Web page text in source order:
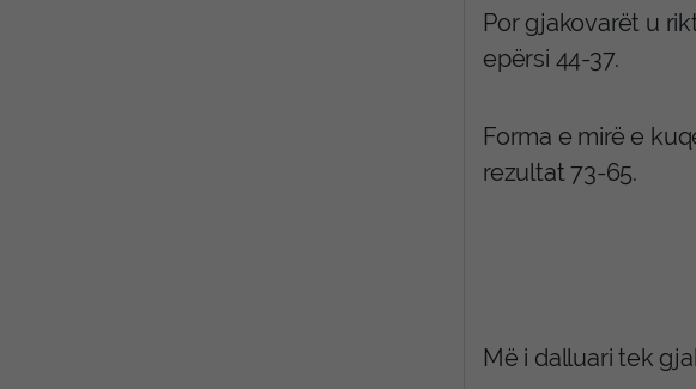
Por gjakovarët u
epërsi 44-37.
Forma e mirë e
rezultat 73-65.
Më i dalluari tek